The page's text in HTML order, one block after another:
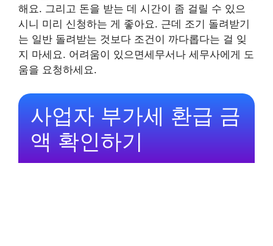
해요. 그리고 돈을 받는 데 시간이 좀 걸릴 수 있으
시니 미리 신청하는 게 좋아요. 근데 조기 돌려받기
는 일반 돌려받는 것보다 조건이 까다롭다는 걸 잊
지 마세요. 어려움이 있으면세무서나 세무사에게 도
움을 요청하세요.
사업자 부가세 환급 금
액 확인하기